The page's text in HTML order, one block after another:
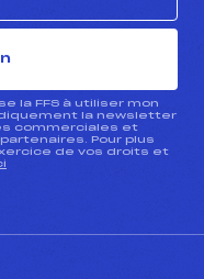
la FFS à utiliser mon
la newsletter
commerciales et
Pour plus
de vos droits et